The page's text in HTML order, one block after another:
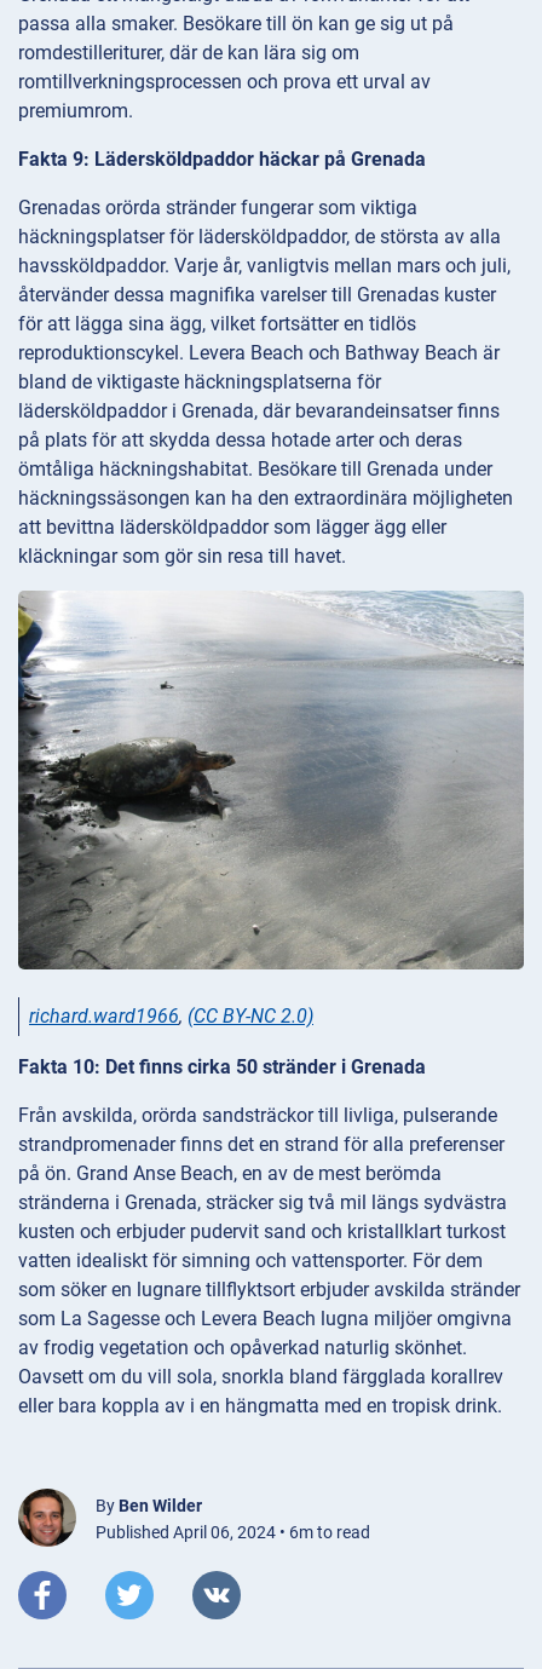
passa alla smaker. Besökare till ön kan ge sig ut på
romdestilleriturer, där de kan lära sig om
romtillverkningsprocessen och prova ett urval av
premiumrom.
Fakta 9: Lädersköldpaddor häckar på Grenada
Grenadas orörda stränder fungerar som viktiga
häckningsplatser för lädersköldpaddor, de största av alla
havssköldpaddor. Varje år, vanligtvis mellan mars och juli,
återvänder dessa magnifika varelser till Grenadas kuster
för att lägga sina ägg, vilket fortsätter en tidlös
reproduktionscykel. Levera Beach och Bathway Beach är
bland de viktigaste häckningsplatserna för
lädersköldpaddor i Grenada, där bevarandeinsatser finns
på plats för att skydda dessa hotade arter och deras
ömtåliga häckningshabitat. Besökare till Grenada under
häckningssäsongen kan ha den extraordinära möjligheten
att bevittna lädersköldpaddor som lägger ägg eller
kläckningar som gör sin resa till havet.
richard.ward1966, (CC BY-NC 2.0)
Fakta 10: Det finns cirka 50 stränder i Grenada
Från avskilda, orörda sandsträckor till livliga, pulserande
strandpromenader finns det en strand för alla preferenser
på ön. Grand Anse Beach, en av de mest berömda
stränderna i Grenada, sträcker sig två mil längs sydvästra
kusten och erbjuder pudervit sand och kristallklart turkost
vatten idealiskt för simning och vattensporter. För dem
som söker en lugnare tillflyktsort erbjuder avskilda stränder
som La Sagesse och Levera Beach lugna miljöer omgivna
av frodig vegetation och opåverkad naturlig skönhet.
Oavsett om du vill sola, snorkla bland färgglada korallrev
eller bara koppla av i en hängmatta med en tropisk drink.
By Ben Wilder
Published April 06, 2024 • 6m to read